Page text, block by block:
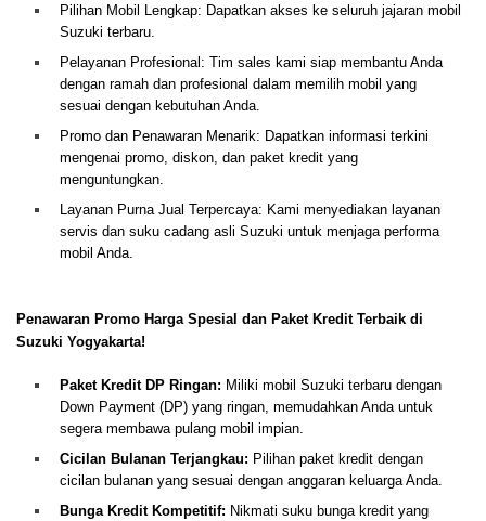
Pilihan Mobil Lengkap: Dapatkan akses ke seluruh jajaran mobil
Suzuki terbaru.
Pelayanan Profesional: Tim sales kami siap membantu Anda
dengan ramah dan profesional dalam memilih mobil yang
sesuai dengan kebutuhan Anda.
Promo dan Penawaran Menarik: Dapatkan informasi terkini
mengenai promo, diskon, dan paket kredit yang
menguntungkan.
Layanan Purna Jual Terpercaya: Kami menyediakan layanan
servis dan suku cadang asli Suzuki untuk menjaga performa
mobil Anda.
Penawaran Promo Harga Spesial dan Paket Kredit Terbaik di
Suzuki Yogyakarta!
Paket Kredit DP Ringan: Miliki mobil Suzuki terbaru dengan
Down Payment (DP) yang ringan, memudahkan Anda untuk
segera membawa pulang mobil impian.
Cicilan Bulanan Terjangkau: Pilihan paket kredit dengan
cicilan bulanan yang sesuai dengan anggaran keluarga Anda.
Bunga Kredit Kompetitif: Nikmati suku bunga kredit yang